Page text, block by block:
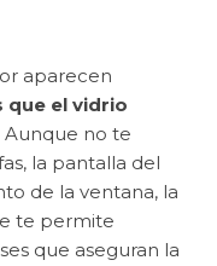
aparecen
que el vidrio
Aunque no te
la pantalla del
de la ventana, la
te permite
que aseguran la